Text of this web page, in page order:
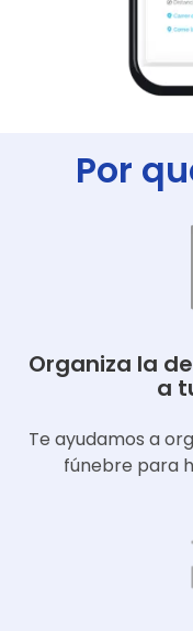
Por
Organiza la
a
Te ayudamos a
fúnebre para